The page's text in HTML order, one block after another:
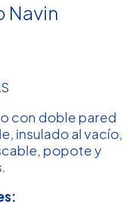
Navin
con doble pared
insulado al vacío,
popote y